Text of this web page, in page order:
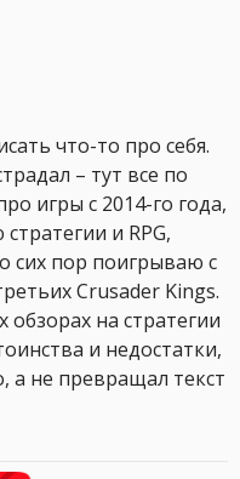
что-то про себя.
– тут все по
игры с 2014-го года,
и RPG,
сих пор поигрываю с
Crusader Kings.
обзорах на стратегии
и недостатки,
а не превращал текст